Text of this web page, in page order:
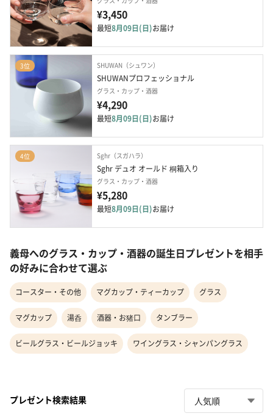
¥3,450
最短8月09日(日)お届け
3位 SHUWAN（シュワン）
SHUWANプロフェッショナル
グラス・カップ・酒器
¥4,290
最短8月09日(日)お届け
4位 Sghr（スガハラ）
Sghr デュオ オールド 桐箱入り
グラス・カップ・酒器
¥5,280
最短8月09日(日)お届け
義母へのグラス・カップ・酒器の誕生日プレゼントを相手
の好みに合わせて選ぶ
コースター・その他 マグカップ・ティーカップ グラス
マグカップ 湯呑 酒器・お猪口 タンブラー
ビールグラス・ビールジョッキ ワイングラス・シャンパングラス
プレゼント検索結果